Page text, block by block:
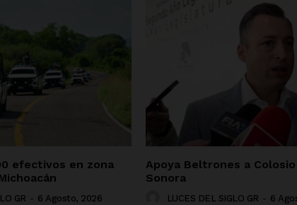
efectivos en zona
GR - 6 Agosto, 2026
Apoya Beltrones a
Sonora
LUCES DEL SIGLO GR - 6